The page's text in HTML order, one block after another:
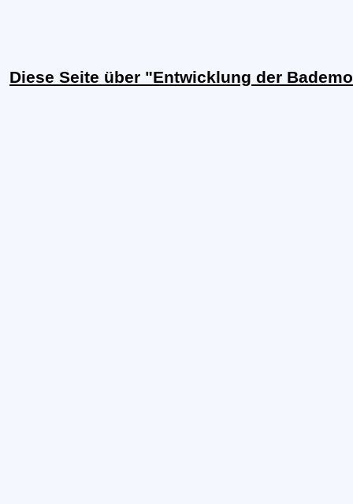
Diese Seite über "Entwicklung der